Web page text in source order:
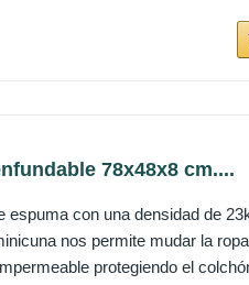
78x48x8 cm....
con una densidad de
nos permite mudar la
protegiendo el